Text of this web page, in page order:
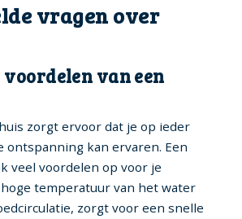
vragen over
voordelen van een
zorgt ervoor dat je op ieder
ontspanning kan ervaren. Een
veel voordelen op voor je
temperatuur van het water
zorgt voor een snelle